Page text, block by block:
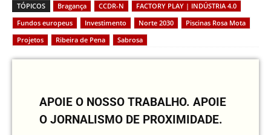
TÓPICOS Bragança CCDR-N
FACTORY PLAY | INDÚSTRIA 4.0
Fundos europeus
Investimento Norte 2030
Piscinas Rosa Mota
Projetos
Ribeira de Pena Sabrosa
APOIE O NOSSO TRABALHO. APOIE
O JORNALISMO DE PROXIMIDADE.